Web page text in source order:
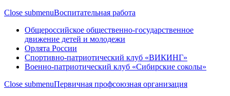
Close submenuВоспитательная работа
Общероссийское общественно-государственное
движение детей и молодежи
Орлята России
Спортивно-патриотический клуб «ВИКИНГ»
Военно-патриотический клуб «Сибирские соколы»
Close submenuПервичная профсоюзная организация